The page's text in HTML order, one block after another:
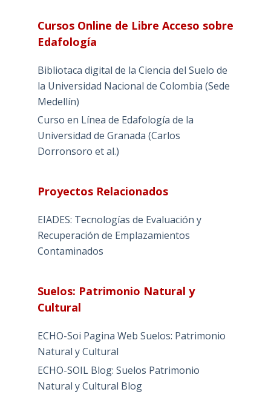
Cursos Online de Libre Acceso sobre
Edafología
Bibliotaca digital de la Ciencia del Suelo de
la Universidad Nacional de Colombia (Sede
Medellín)
Curso en Línea de Edafología de la
Universidad de Granada (Carlos
Dorronsoro et al.)
Proyectos Relacionados
EIADES: Tecnologías de Evaluación y
Recuperación de Emplazamientos
Contaminados
Suelos: Patrimonio Natural y
Cultural
ECHO-Soi Pagina Web Suelos: Patrimonio
Natural y Cultural
ECHO-SOIL Blog: Suelos Patrimonio
Natural y Cultural Blog